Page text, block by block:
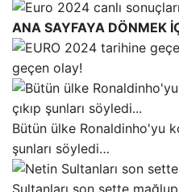
ANA SAYFAYA DÖNMEK
geçen olay!
Bütün ülke Ronaldinho'yu
şunları söyledi…
Sultanları son sette